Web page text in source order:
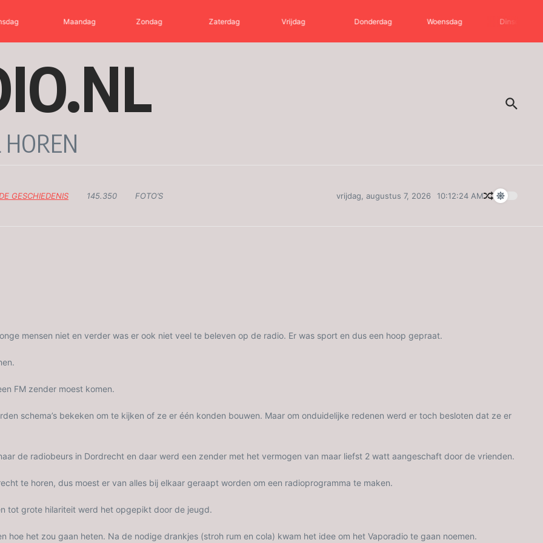
Maandag Zondag Zaterdag Vrijdag Donderdag Woensdag Dinsdag
GESCHIEDENIS 145.350 FOTO’S vrijdag, augustus 7, 2026 10:12:24 AM
mensen niet en verder was er ook niet veel te beleven op de radio. Er was sport en dus een hoop gepraat.
FM zender moest komen.
schema’s bekeken om te kijken of ze er één konden bouwen. Maar om onduidelijke redenen werd er toch besloten dat ze er
de radiobeurs in Dordrecht en daar werd een zender met het vermogen van maar liefst 2 watt aangeschaft door de vrienden.
te horen, dus moest er van alles bij elkaar geraapt worden om een radioprogramma te maken.
tot grote hilariteit werd het opgepikt door de jeugd.
hoe het zou gaan heten. Na de nodige drankjes (stroh rum en cola) kwam het idee om het Vaporadio te gaan noemen.